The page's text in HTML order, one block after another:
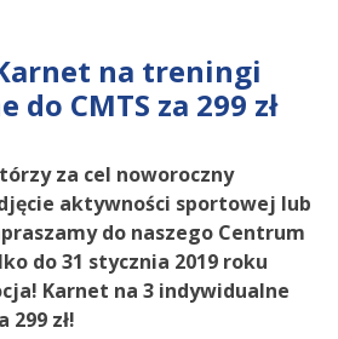
Karnet na treningi
CMTS za 299 zł
za cel noworoczny
aktywności sportowej lub
do naszego Centrum
do 31 stycznia 2019 roku
Karnet na 3 indywidualne
299 zł!